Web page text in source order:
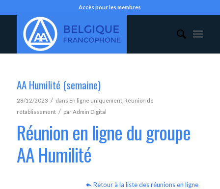
Accès pour les membres
AA Humilité (semaine)
28/12/2023 / dans En ligne uniquement, Réunion de
rétablissement / parAdmin Digital
Réunion en ligne du groupe
AA Humilité
Retour à la liste des réunions en ligne